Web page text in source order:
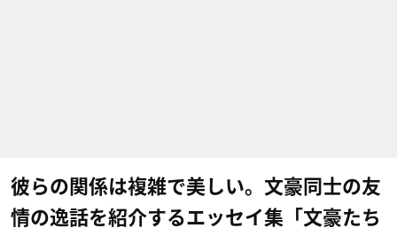
彼らの関係は複雑で美しい。文豪同士の友
情の逸話を紹介するエッセイ集「文豪たち